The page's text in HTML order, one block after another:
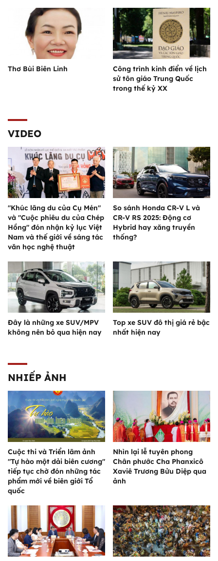
Thơ Bùi Biên Linh
Công trình kinh điển về lịch
sử tôn giáo Trung Quốc
trong thế kỷ XX
VIDEO
"Khúc lãng du của Cụ Mén"
và "Cuộc phiêu du của Chép
Hồng" đón nhận kỷ lục Việt
Nam và thế giới về sáng tác
văn học nghệ thuật
So sánh Honda CR-V L và
CR-V RS 2025: Động cơ
Hybrid hay xăng truyền
thống?
Đây là những xe SUV/MPV
không nên bỏ qua hiện nay
Top xe SUV đô thị giá rẻ bậc
nhất hiện nay
NHIẾP ẢNH
Cuộc thi và Triển lãm ảnh
"Tự hào một dải biên cương"
tiếp tục chờ đón những tác
phẩm mới về biên giới Tổ
quốc
Nhìn lại lễ tuyên phong
Chân phước Cha Phanxicô
Xaviê Trương Bửu Diệp qua
ảnh